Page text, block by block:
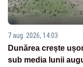
7 aug. 2026, 14:03
Dunărea crește
sub media lunii